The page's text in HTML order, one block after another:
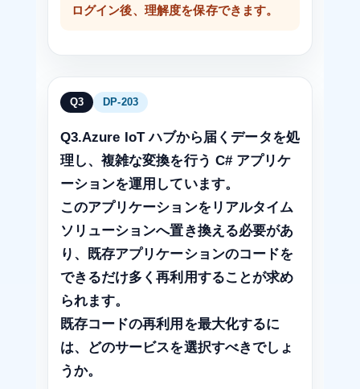
ログイン後、理解度を保存できます。
Q3 DP-203
Q3.Azure IoT ハブから届くデータを処
理し、複雑な変換を行う C# アプリケ
ーションを運用しています。
このアプリケーションをリアルタイム
ソリューションへ置き換える必要があ
り、既存アプリケーションのコードを
できるだけ多く再利用することが求め
られます。
既存コードの再利用を最大化するに
は、どのサービスを選択すべきでしょ
うか。